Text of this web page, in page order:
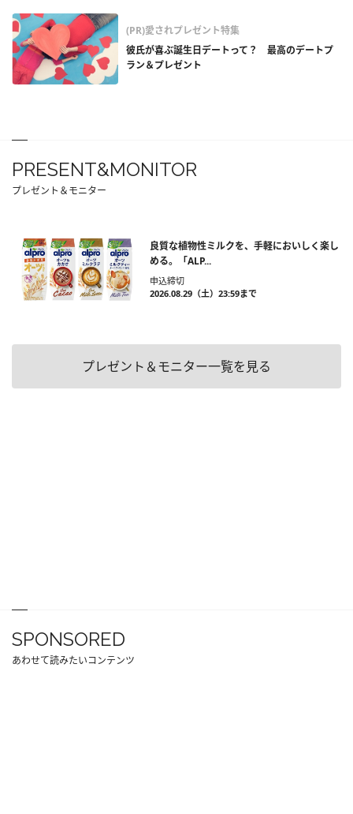
(PR)愛されプレゼント特集
彼氏が喜ぶ誕生日デートって？ 最高のデートプ
ラン＆プレゼント
PRESENT&MONITOR
プレゼント＆モニター
良質な植物性ミルクを、手軽においしく楽し
める。「ALP...
申込締切
2026.08.29（土）23:59まで
プレゼント＆モニター一覧を見る
SPONSORED
あわせて読みたいコンテンツ